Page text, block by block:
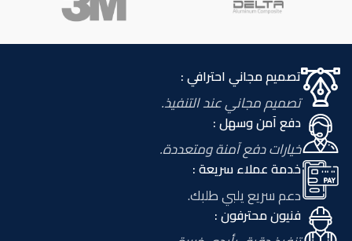
تصميم مجاني احترافي :
تصميم مجاني عند التنفيذ.
دفع آمن وسهل :
خيارات دفع آمنة ومتعددة.
خدمة عملاء سريعة :
دعم سريع يلبي طلبك.
فنيون محترفون :